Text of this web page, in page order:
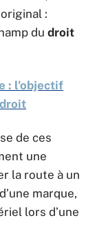
:
du droit
: l'objectif
de ces
une
la route à un
marque,
lors d’une